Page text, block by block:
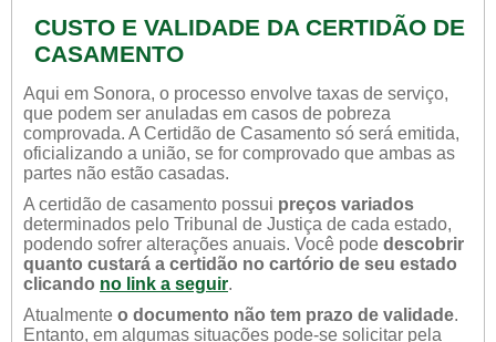
CUSTO E VALIDADE DA CERTIDÃO DE
CASAMENTO
Aqui em Sonora, o processo envolve taxas de serviço,
que podem ser anuladas em casos de pobreza
comprovada. A Certidão de Casamento só será emitida,
oficializando a união, se for comprovado que ambas as
partes não estão casadas.
A certidão de casamento possui preços variados
determinados pelo Tribunal de Justiça de cada estado,
podendo sofrer alterações anuais. Você pode descobrir
quanto custará a certidão no cartório de seu estado
clicando no link a seguir.
Atualmente o documento não tem prazo de validade.
Entanto, em algumas situações pode-se solicitar pela